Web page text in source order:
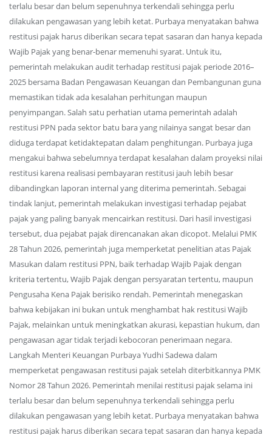
terlalu besar dan belum sepenuhnya terkendali sehingga perlu
dilakukan pengawasan yang lebih ketat. Purbaya menyatakan bahwa
restitusi pajak harus diberikan secara tepat sasaran dan hanya kepada
Wajib Pajak yang benar-benar memenuhi syarat. Untuk itu,
pemerintah melakukan audit terhadap restitusi pajak periode 2016–
2025 bersama Badan Pengawasan Keuangan dan Pembangunan guna
memastikan tidak ada kesalahan perhitungan maupun
penyimpangan. Salah satu perhatian utama pemerintah adalah
restitusi PPN pada sektor batu bara yang nilainya sangat besar dan
diduga terdapat ketidaktepatan dalam penghitungan. Purbaya juga
mengakui bahwa sebelumnya terdapat kesalahan dalam proyeksi nilai
restitusi karena realisasi pembayaran restitusi jauh lebih besar
dibandingkan laporan internal yang diterima pemerintah. Sebagai
tindak lanjut, pemerintah melakukan investigasi terhadap pejabat
pajak yang paling banyak mencairkan restitusi. Dari hasil investigasi
tersebut, dua pejabat pajak direncanakan akan dicopot. Melalui PMK
28 Tahun 2026, pemerintah juga memperketat penelitian atas Pajak
Masukan dalam restitusi PPN, baik terhadap Wajib Pajak dengan
kriteria tertentu, Wajib Pajak dengan persyaratan tertentu, maupun
Pengusaha Kena Pajak berisiko rendah. Pemerintah menegaskan
bahwa kebijakan ini bukan untuk menghambat hak restitusi Wajib
Pajak, melainkan untuk meningkatkan akurasi, kepastian hukum, dan
pengawasan agar tidak terjadi kebocoran penerimaan negara.
Langkah Menteri Keuangan Purbaya Yudhi Sadewa dalam
memperketat pengawasan restitusi pajak setelah diterbitkannya PMK
Nomor 28 Tahun 2026. Pemerintah menilai restitusi pajak selama ini
terlalu besar dan belum sepenuhnya terkendali sehingga perlu
dilakukan pengawasan yang lebih ketat. Purbaya menyatakan bahwa
restitusi pajak harus diberikan secara tepat sasaran dan hanya kepada